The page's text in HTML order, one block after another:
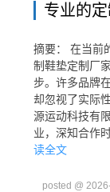
专业的
摘要： 在当前
制鞋垫定制厂
步。许多品牌
却忽视了实际
源运动科技有
业，深知合作
读全文
posted @